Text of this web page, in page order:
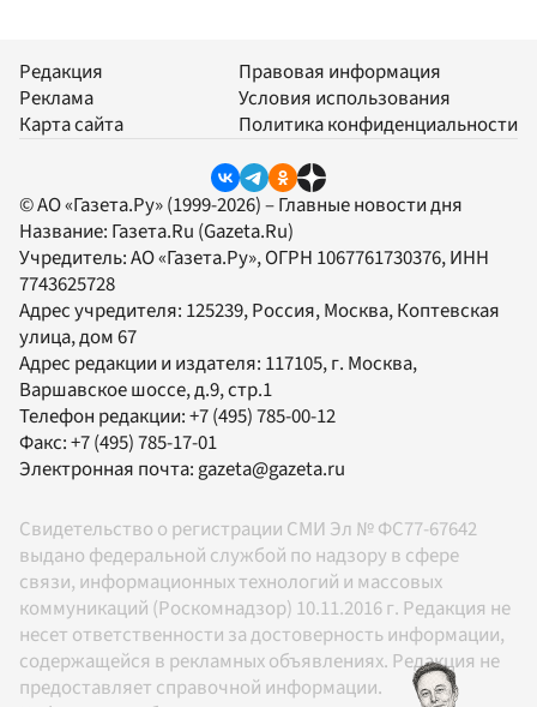
Редакция
Реклама
Карта сайта
Правовая информация
Условия использования
Политика конфиденциальности
© АО «Газета.Ру» (1999-2026) – Главные новости дня
Название: Газета.Ru (Gazeta.Ru)
Учредитель:АО «Газета.Ру», ОГРН 1067761730376, ИНН
7743625728
Адрес учредителя: 125239, Россия, Москва, Коптевская
улица, дом 67
Адрес редакции и издателя: 117105, г. Москва,
Варшавское шоссе, д.9, стр.1
Телефон редакции:+7 (495) 785-00-12
Факс:+7 (495) 785-17-01
Электронная почта: gazeta@gazeta.ru
Свидетельство о регистрации СМИ Эл № ФС77-67642
выдано федеральной службой по надзору в сфере
связи, информационных технологий и массовых
коммуникаций (Роскомнадзор) 10.11.2016 г. Редакция не
несет ответственности за достоверность информации,
содержащейся в рекламных объявлениях. Редакция не
предоставляет справочной информации.